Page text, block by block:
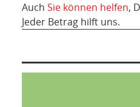
Auch Sie können helfen,
Jeder Betrag hilft uns.